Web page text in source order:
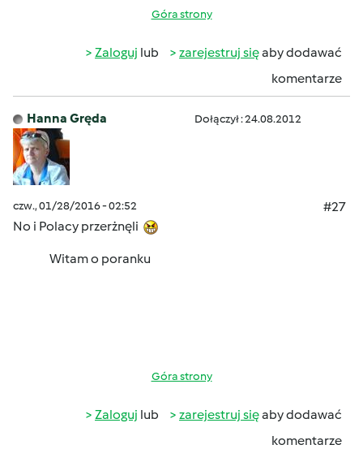
Góra strony
Zaloguj lub zarejestruj sięaby dodawać
komentarze
Hanna Gręda Dołączył : 24.08.2012
czw., 01/28/2016 - 02:52
#27
No i Polacy przerżnęli
Witam o poranku
Góra strony
Zaloguj lub zarejestruj sięaby dodawać
komentarze